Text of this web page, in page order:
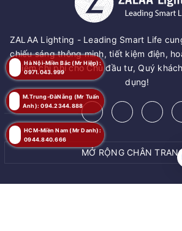
ZALAA Lighting - Leading Smart Life
chiếu sáng thông minh, tiết kiệm điện,
kiệm chi phí cho Chủ đầu tư, Quý
dụng!
MỞ RỘNG CHÂN
HCM-Miền Nam (Mr Danh):
0944.840.666
Hà Nội-Miền Bắc (Mr Hiệp):
0971.043.999
M.Trung-ĐàNẵng (Mr Tuấn
Anh): 094.2344.888